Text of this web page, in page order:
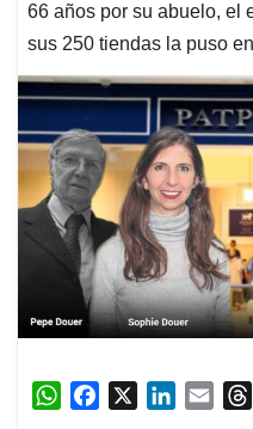
66 años por su abuelo, el
sus 250 tiendas la puso
W